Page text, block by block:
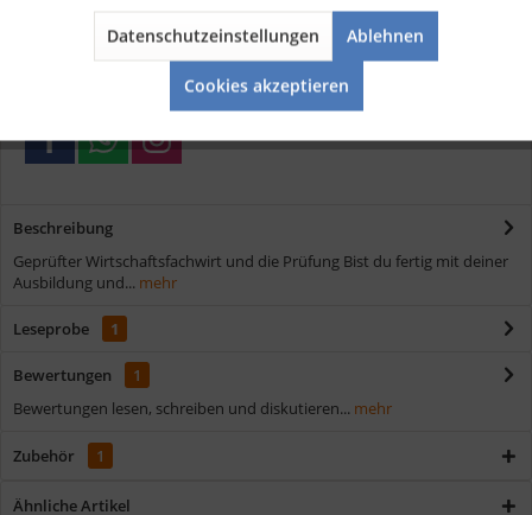
Kostenloser Versand ab € 35,- Bestellwert
Schnelle Lieferung
Verschiedene Zahlungsmöglichkeiten
Beschreibung
Geprüfter Wirtschaftsfachwirt und die Prüfung Bist du fertig mit deiner
Ausbildung und... mehr
Leseprobe 1
Bewertungen
1
Bewertungen lesen, schreiben und diskutieren... mehr
Zubehör 1
Ähnliche Artikel
Datenschutzeinstellungen Ablehnen
Cookies akzeptieren